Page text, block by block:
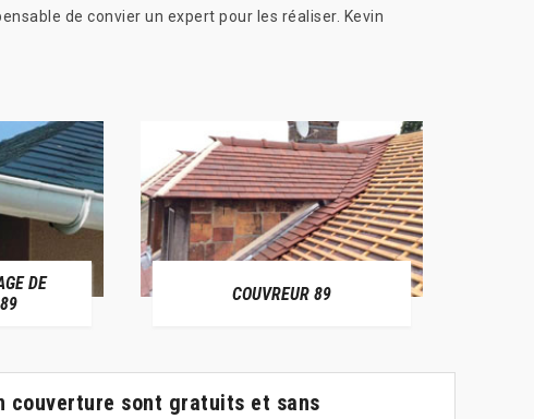
de convier un expert pour les réaliser. Kevin
DE
COUVREUR 89
couverture sont gratuits et sans